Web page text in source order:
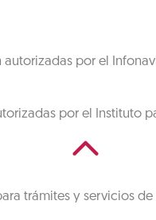
por el
por el Instituto
trámites y servicios